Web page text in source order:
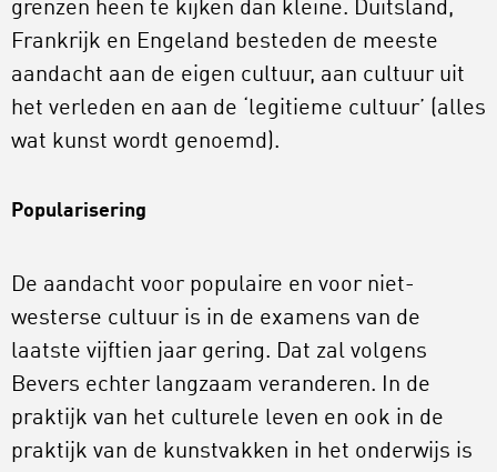
grenzen heen te kijken dan kleine. Duitsland,
Frankrijk en Engeland besteden de meeste
aandacht aan de eigen cultuur, aan cultuur uit
het verleden en aan de ‘legitieme cultuur’ (alles
wat kunst wordt genoemd).
Popularisering
De aandacht voor populaire en voor niet-
westerse cultuur is in de examens van de
laatste vijftien jaar gering. Dat zal volgens
Bevers echter langzaam veranderen. In de
praktijk van het culturele leven en ook in de
praktijk van de kunstvakken in het onderwijs is